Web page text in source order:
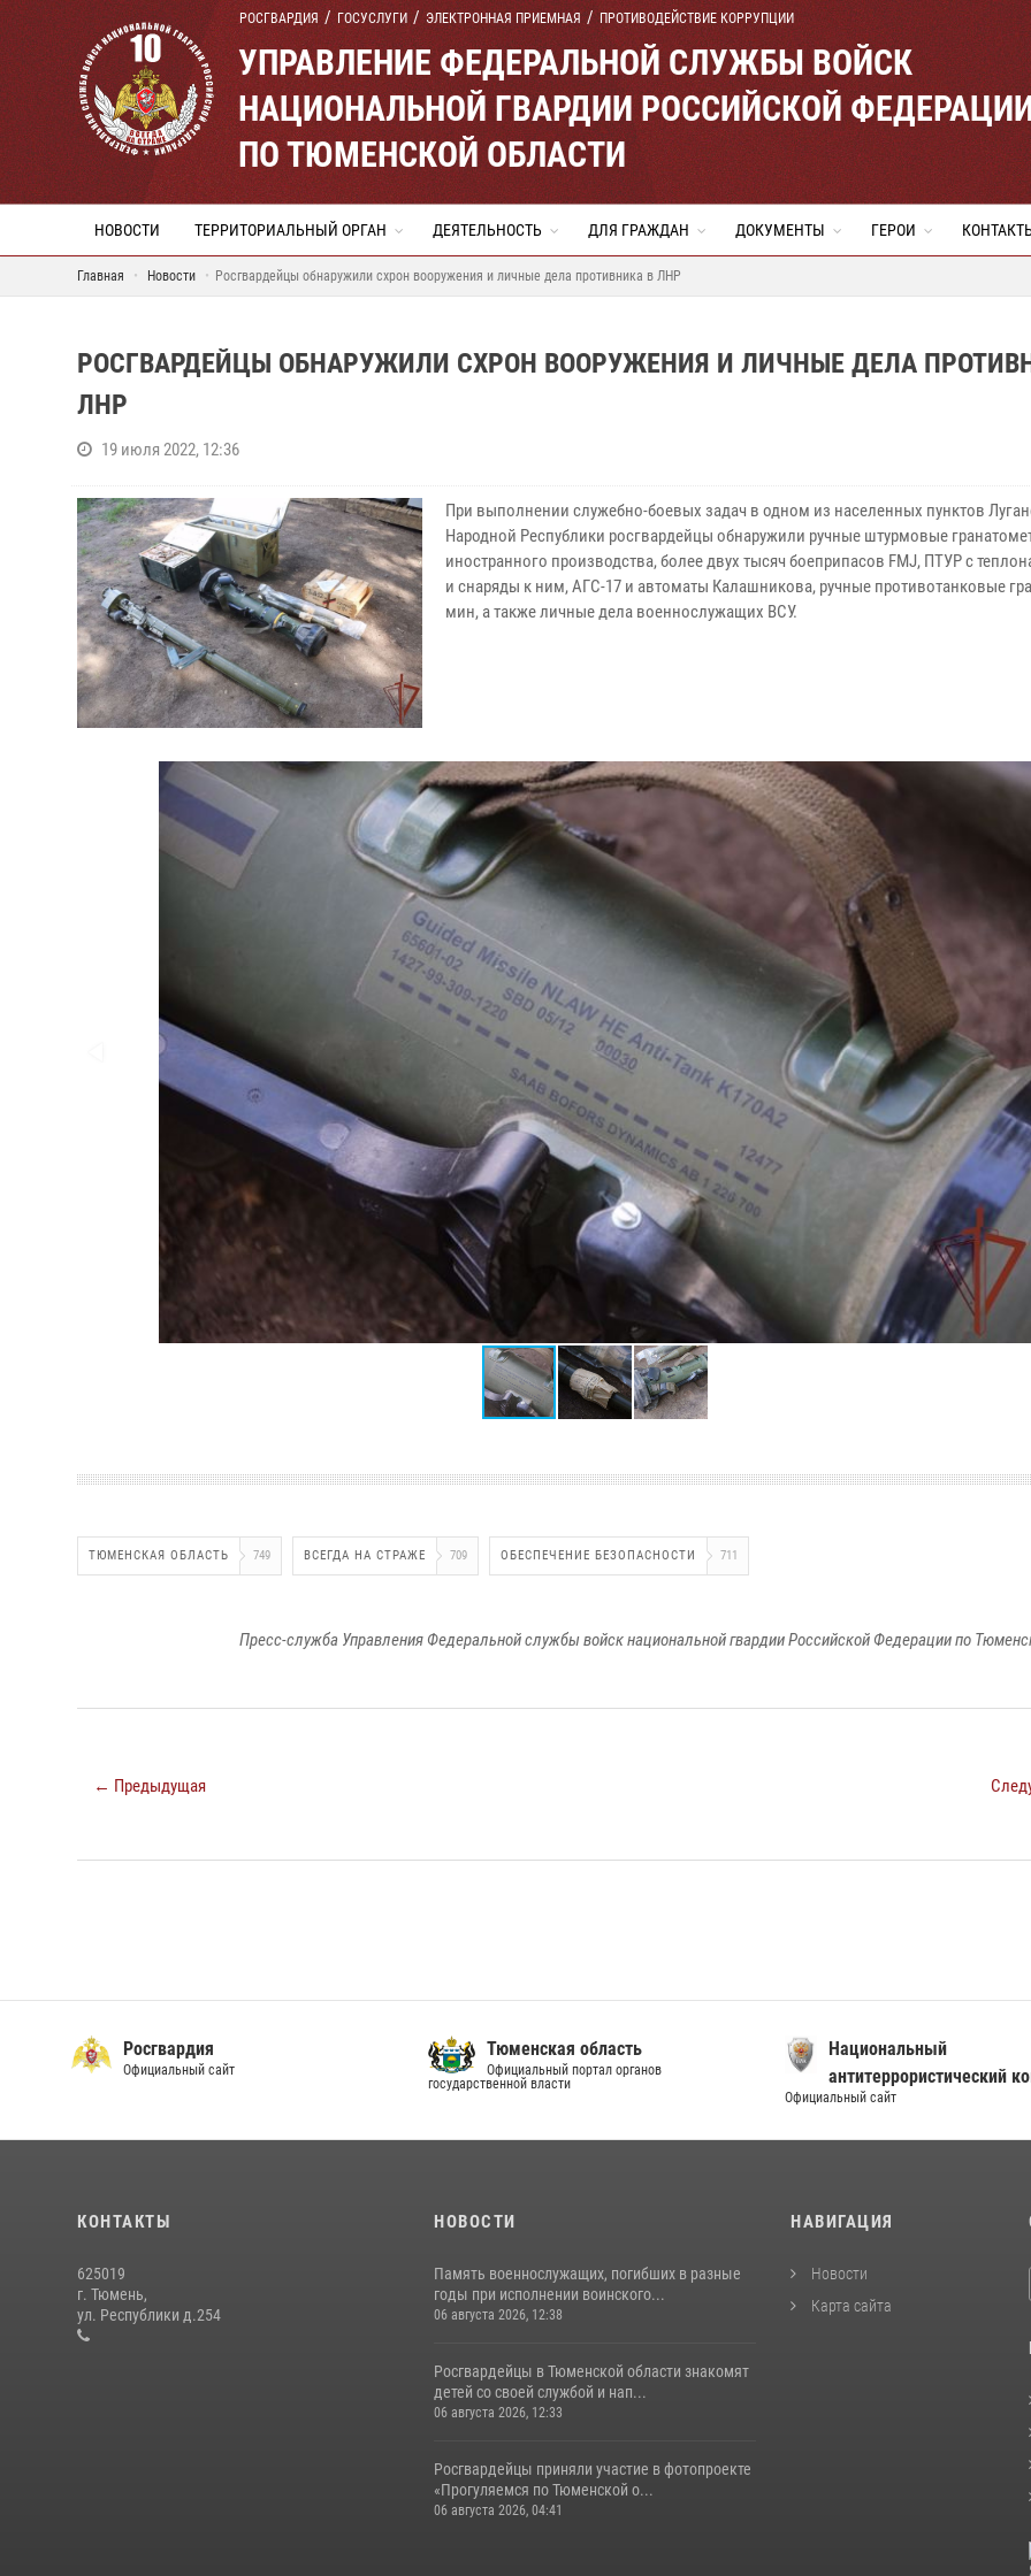
РОСГВАРДИЯ ГОСУСЛУГИ ЭЛЕКТРОННАЯ ПРИЕМНАЯ ПРОТИВОДЕЙСТВИЕ КОРРУПЦИИ
УПРАВЛЕНИЕ ФЕДЕРАЛЬНОЙ СЛУЖБЫ ВОЙСК
НАЦИОНАЛЬНОЙ ГВАРДИИ РОССИЙСКОЙ
ПО ТЮМЕНСКОЙ ОБЛАСТИ
НОВОСТИ ТЕРРИТОРИАЛЬНЫЙ ОРГАН ДЕЯТЕЛЬНОСТЬ ДЛЯ ГРАЖДАН ДОКУМЕНТЫ ГЕРОИ
Главная Новости Росгвардейцы обнаружили схрон вооружения и личные дела противника в ЛНР
РОСГВАРДЕЙЦЫ ОБНАРУЖИЛИ СХРОН ВООРУЖЕНИЯ И ЛИЧНЫЕ ДЕЛА
ЛНР
19 июля 2022, 12:36
При выполнении служебно-боевых задач в одном из населенных пунктов
Народной Республики росгвардейцы обнаружили ручные штурмовые
иностранного производства, более двух тысяч боеприпасов FMJ, ПТУР с
и снаряды к ним, АГС-17 и автоматы Калашникова, ручные противотанковые
мин, а также личные дела военнослужащих ВСУ.
ТЮМЕНСКАЯ ОБЛАСТЬ 749 ВСЕГДА НА СТРАЖЕ 709 ОБЕСПЕЧЕНИЕ БЕЗОПАСНОСТИ 711
Пресс-служба Управления Федеральной службы войск национальной гвардии Российской Федерации по
← Предыдущая
Росгвардия
Официальный сайт
Тюменская область
Официальный портал органов
государственной власти
Национальный
антитеррористический
Официальный сайт
КОНТАКТЫ
625019
г. Тюмень,
ул. Республики д.254
НОВОСТИ
Память военнослужащих, погибших в разные
годы при исполнении воинского...
06 августа 2026, 12:38
Росгвардейцы в Тюменской области знакомят
детей со своей службой и нап...
06 августа 2026, 12:33
Росгвардейцы приняли участие в фотопроекте
«Прогуляемся по Тюменской о...
06 августа 2026, 04:41
НАВИГАЦИЯ
Новости
Карта сайта